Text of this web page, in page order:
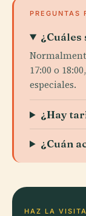
PREGUNTAS
¿Cuáles
17:00 o
especiales.
¿Hay
¿Cuán
HAZ LA